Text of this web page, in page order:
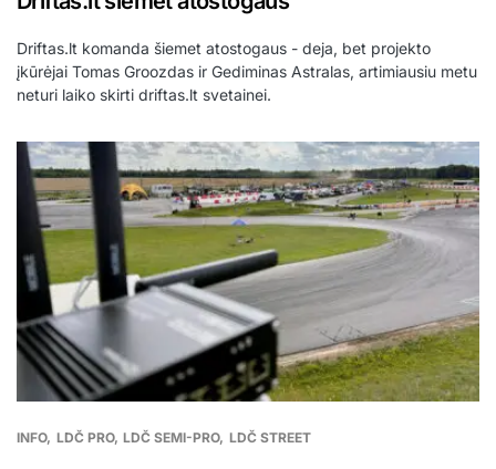
Driftas.lt komanda šiemet atostogaus - deja, bet projekto
įkūrėjai Tomas Groozdas ir Gediminas Astralas, artimiausiu metu
neturi laiko skirti driftas.lt svetainei.
INFO LDČ PRO LDČ SEMI-PRO LDČ STREET